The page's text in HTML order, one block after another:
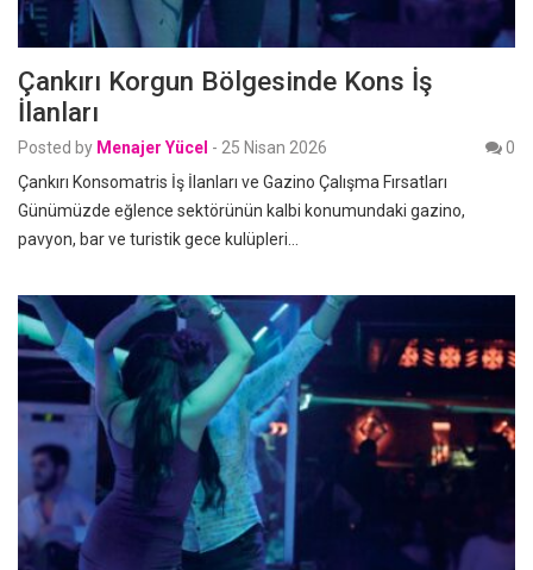
Çankırı Korgun Bölgesinde Kons İş
İlanları
Posted by Menajer Yücel - 25 Nisan 2026
0
Çankırı Konsomatris İş İlanları ve Gazino Çalışma Fırsatları
Günümüzde eğlence sektörünün kalbi konumundaki gazino,
pavyon, bar ve turistik gece kulüpleri…